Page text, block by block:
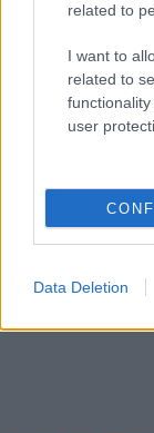
related to
I want to
related to
user
Data Deletion
Siamo un
limonata